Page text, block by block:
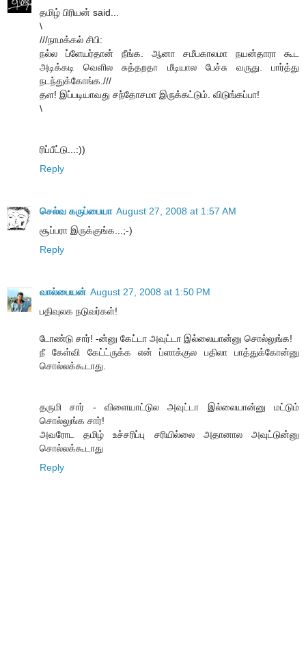
தமிழ் பிரியன் said...
\
///நாமக்கல் சிபி:
நல்ல ப்ளேயர்தான் நீங்க. ஆனா சமீபகாலமா நயன்தாரா கூட
அடிக்கடி வெளில சுத்தறதா மீடியால பேச்சு வருது. பார்த்து
நடந்துக்கோங்க.///
தள! இப்படியாவது சந்தோசமா இருக்கட்டும். விடுங்கப்பா!
\
ரிப்பீட்டு...:))
Reply
செல்வ கருப்பையா August 27, 2008 at 1:57 AM
சூப்பரா இருக்குங்க...;-)
Reply
வால்பையன் August 27, 2008 at 1:50 PM
பதிவுலக நடுவர்கள்!
டோண்டு சார்! -ன்னு கேட்டா அவுட்டா இல்லையான்னு சொல்லுங்க!
நீ கேள்வி கேட்ட்ருக்க என் ப்ளாக்குல பதிலா பாத்துக்கோன்னு
சொல்லக்கூடாது.
தருமி சார் - விளையாட்டுல அவுட்டா இல்லையான்னு மட்டும்
சொல்லுங்க சார்!
அவரோட தமிழ் உச்சரிப்பு சரியில்லை அதானால அவுட்டுன்னு
சொல்லக்கூடாது
Reply